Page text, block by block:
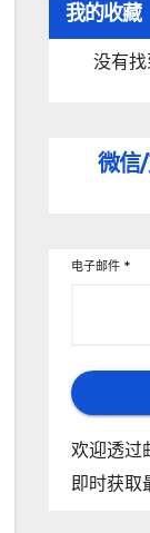
我的收藏
没有
微信
电子邮件 *
欢迎透过
即时获取